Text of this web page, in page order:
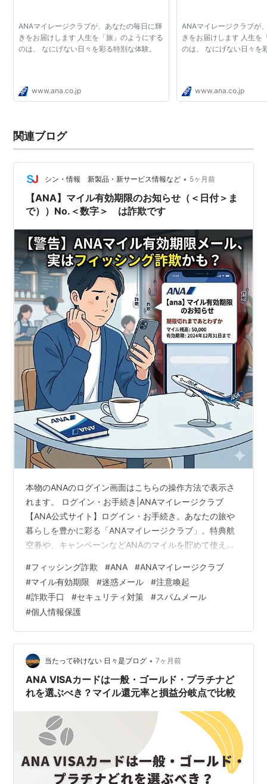
ANAマイレージクラブが、あなたの毎日に輝
きをお届けします 人生を「旅」のようにする
のは、 なにげない日々を彩る特別な体験。
www.ana.co.jp
ANAマイレージクラブが
きをお届けします 人生を
のは、 なにげない日々を
www.ana.co.jp
関連ブログ
シン・情報 新製品・新サービス情報など • 5ヶ月前
【ANA】マイル有効期限のお知らせ（＜日付＞ま
で））No.＜数字＞ は詐欺です
本物のANAのログイン画面はこちらの操作方法で表示さ
れます。 ログイン・お手続き|ANAマイレージクラブ
【ANA公式サイト】ログイン・お手続き。あなたの旅や
暮らしを豊かに彩る「ANAマイレージクラブ」。特典航
空券や、キャンペーンなどANAのマイルを貯めて使える
は無視してこちらからログインし、マイル残高や有効期
限の状況を確認してください。確認できれば、以下の解
説を読む必要はありません。 ■件名： 【ANA】マイル有
効期限のお知らせ（＜日付＞まで））No.＜数字＞ ■送
信元： ANAマイレージクラブ <server@ana.co.jp…
#フィッシング詐欺 #ANA #ANAマイレージクラブ
#マイル有効期限 #迷惑メール #注意喚起
#詐欺手口 #セキュリティ対策 #スパムメール
#個人情報保護
当たって砕けない 日々是ブログ • 7ヶ月前
ANA VISAカードは一般・ゴールド・プラチナど
れを選ぶべき？マイル還元率と損益分岐点で比較